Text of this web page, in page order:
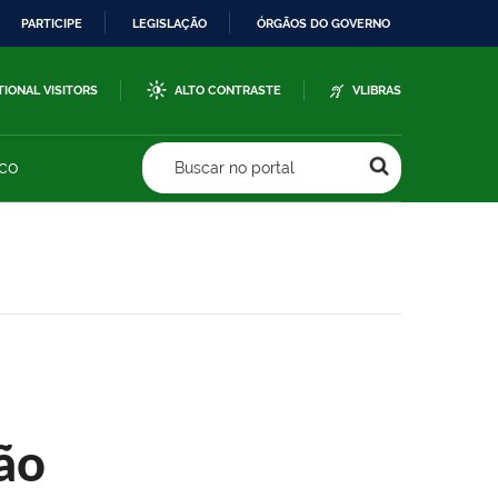
PARTICIPE LEGISLAÇÃO ÓRGÃOS DO GOVERNO
VISITORS ALTO CONTRASTE VLIBRAS
Buscar no portal